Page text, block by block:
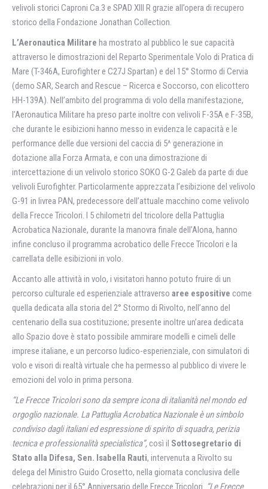
velivoli storici Caproni Ca.3 e SPAD XIII R grazie all’opera di recupero
storico della Fondazione Jonathan Collection.
L’Aeronautica Militare ha mostrato al pubblico le sue capacità
attraverso le dimostrazioni del Reparto Sperimentale Volo di Pratica di
Mare (T-346A, Eurofighter e C27J Spartan) e del 15° Stormo di Cervia
(demo SAR, Search and Rescue – Ricerca e Soccorso, con elicottero
HH-139A). Nell’ambito del programma di volo della manifestazione,
l’Aeronautica Militare ha preso parte inoltre con velivoli F-35A e F-35B,
che durante le esibizioni hanno messo in evidenza le capacità e le
performance delle due versioni del caccia di 5^ generazione in
dotazione alla Forza Armata, e con una dimostrazione di
intercettazione di un velivolo storico SOKO G-2 Galeb da parte di due
velivoli Eurofighter. Particolarmente apprezzata l’esibizione del velivolo
G-91 in livrea PAN, predecessore dell’attuale macchino come velivolo
della Frecce Tricolori. I 5 chilometri del tricolore della Pattuglia
Acrobatica Nazionale, durante la manovra finale dell’Alona, hanno
infine concluso il programma acrobatico delle Frecce Tricolori e la
carrellata delle esibizioni in volo.
Accanto alle attività in volo, i visitatori hanno potuto fruire di un
percorso culturale ed esperienziale attraverso aree espositive come
quella dedicata alla storia del 2° Stormo di Rivolto, nell’anno del
centenario della sua costituzione; presente inoltre un’area dedicata
allo Spazio dove è stato possibile ammirare modelli e cimeli delle
imprese italiane, e un percorso ludico-esperienziale, con simulatori di
volo e visori di realtà virtuale che ha permesso al pubblico di vivere le
emozioni del volo in prima persona.
“Le Frecce Tricolori sono da sempre icona di italianità nel mondo ed
orgoglio nazionale. La Pattuglia Acrobatica Nazionale è un simbolo
condiviso dagli italiani ed espressione di spirito di squadra, perizia
tecnica e professionalità specialistica”,così il Sottosegretario di
Stato alla Difesa, Sen. Isabella Rauti, intervenuta a Rivolto su
delega del Ministro Guido Crosetto, nella giornata conclusiva delle
celebrazioni per il 65° Anniversario delle Frecce Tricolori. “Le Frecce